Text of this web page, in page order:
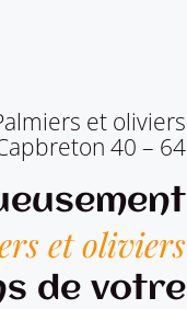
et oliviers
40 – 64
et oliviers
de votre